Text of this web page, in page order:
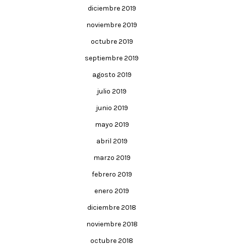
diciembre 2019
noviembre 2019
octubre 2019
septiembre 2019
agosto 2019
julio 2019
junio 2019
mayo 2019
abril 2019
marzo 2019
febrero 2019
enero 2019
diciembre 2018
noviembre 2018
octubre 2018